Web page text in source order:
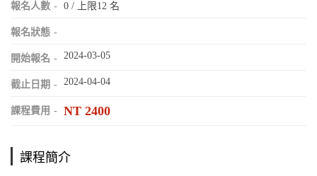
報名人數 0 / 上限12 名
報名狀態
開始報名 2024-03-05
截止日期 2024-04-04
課程費用 NT 2400
課程簡介